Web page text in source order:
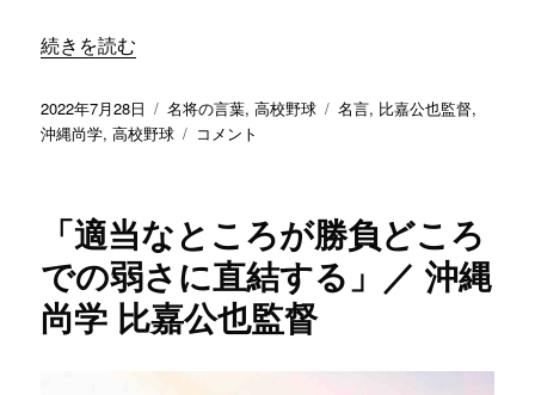
監
督
“「どんなにきれいに整備されたグラウンドでもイレギ
続きを読む
投
稿
2022年7月28日
カ
テ
名将の言葉,高校野球
タ
名言, 比嘉公也監督,
沖縄尚学,高校野球
「ど
き
れ
い
に
整
コメント
「適当なところが勝負どころ
での弱さに直結する」／ 沖縄
尚学 比嘉公也監督